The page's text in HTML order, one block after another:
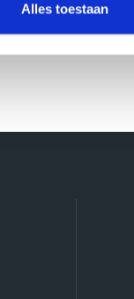
Alles toestaan